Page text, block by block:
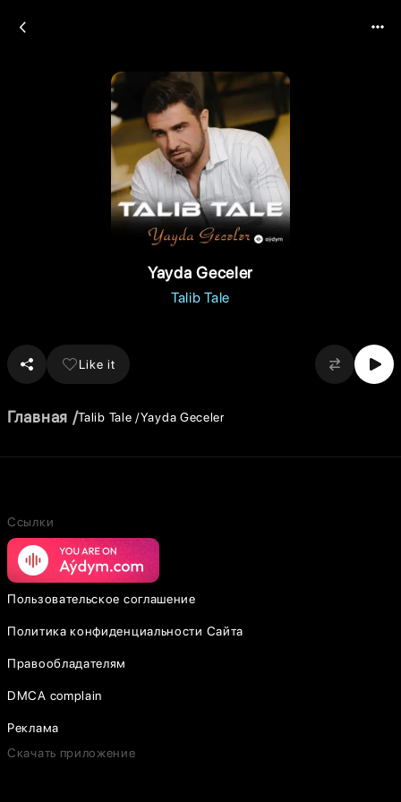
Yayda Geceler
Talib Tale
Like it
Главная Talib Tale Yayda Geceler
Ссылки
Пользовательское соглашение
Политика конфиденциальности Сайта
Правообладателям
DMCA complain
Реклама
Скачать приложение